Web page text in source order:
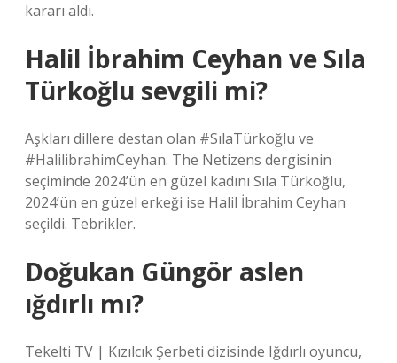
kararı aldı.
Halil İbrahim Ceyhan ve Sıla
Türkoğlu sevgili mi?
Aşkları dillere destan olan #SılaTürkoğlu ve
#HalilibrahimCeyhan. The Netizens dergisinin
seçiminde 2024’ün en güzel kadını Sıla Türkoğlu,
2024’ün en güzel erkeği ise Halil İbrahim Ceyhan
seçildi. Tebrikler.
Doğukan Güngör aslen
ığdırlı mı?
Tekelti TV | Kızılcık Şerbeti dizisinde Iğdırlı oyuncu,